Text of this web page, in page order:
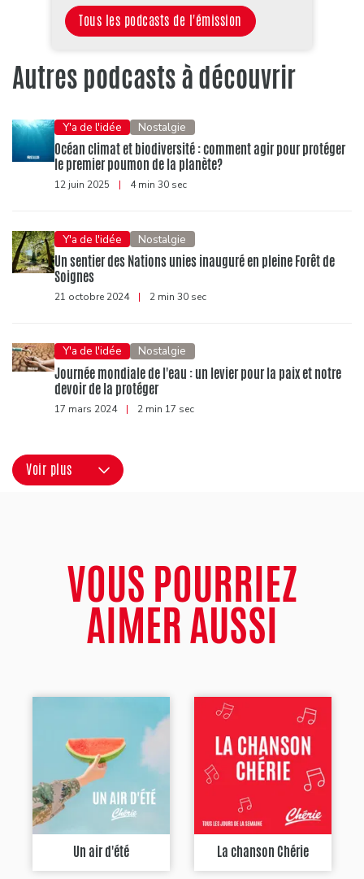
Tous les podcasts de l'émission
Autres podcasts à découvrir
Y'a de l'idée Nostalgie
Océan climat et biodiversité : comment agir pour protéger
le premier poumon de la planète?
12 juin 2025 | 4 min 30 sec
Y'a de l'idée Nostalgie
Un sentier des Nations unies inauguré en pleine Forêt de
Soignes
21 octobre 2024 | 2 min 30 sec
Y'a de l'idée Nostalgie
Journée mondiale de l'eau : un levier pour la paix et notre
devoir de la protéger
17 mars 2024 | 2 min 17 sec
Voir plus
VOUS POURRIEZ
AIMER AUSSI
Un air d'été La chanson Chérie